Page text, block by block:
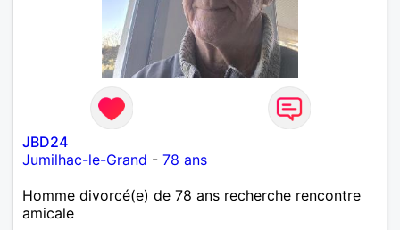
JBD24
Jumilhac-le-Grand - 78 ans
Homme divorcé(e) de 78 ans recherche rencontre
amicale